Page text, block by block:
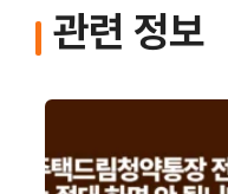
관련 정보